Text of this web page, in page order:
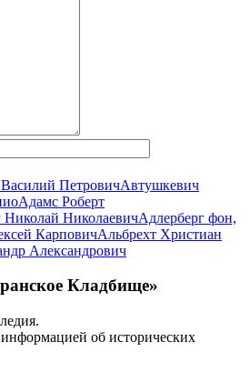
ПетровичАвтушкевич
Адамс Роберт
Николай НиколаевичАдлерберг фон,
КарповичАльбрехт Христиан
Александрович
Кладбище»
об исторических